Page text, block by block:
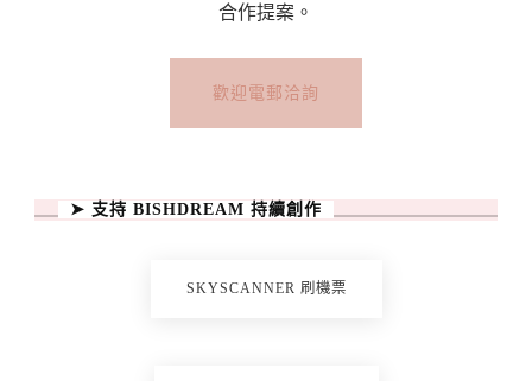
合作提案。
歡迎電郵洽詢
➤ 支持 BISHDREAM 持續創作
SKYSCANNER 刷機票